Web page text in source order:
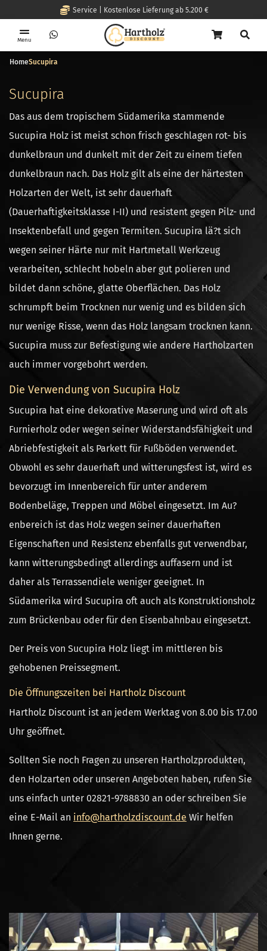
Service | Kostenlose Lieferung ab 5.200 €
Menu
HomeSucupira
Sucupira
Das aus dem tropischem Südamerika stammende
Sucupira Holz ist meist schon frisch geschlagen rot- bis
dunkelbraun und dunkelt mit der Zeit zu einem tiefen
dunkelbraun nach. Das Holz gilt als eine der härtesten
Holzarten der Welt, ist sehr dauerhaft
(Dauerhaftigkeitsklasse I-II) und resistent gegen Pilz- und
Insektenbefall und gegen Termiten. Sucupira lä?t sich
wegen seiner Härte nur mit Hartmetall Werkzeug
verarbeiten, schlecht hobeln aber gut polieren und
bildet dann schöne, glatte Oberflächen. Das Holz
schrumpft beim Trocknen nur wenig und es bilden sich
nur wenige Risse, wenn das Holz langsam trocknen kann.
Sucupira muss zur Befestigung wie andere Hartholzarten
auch immer vorgebohrt werden.
Die Verwendung von Sucupira Holz
Sucupira hat eine dekorative Maserung und wird oft als
Furnierholz oder wegen seiner Widerstandsfähigkeit und
Abriebfestigkeit als Parkett für Fußböden verwendet.
Obwohl es sehr dauerhaft und witterungsfest ist, wird es
bevorzugt im Innenbereich für unter anderem
Bodenbeläge, Treppen und Möbel eingesetzt. Im Au?
enbereich ist das Holz wegen seiner dauerhaften
Eigenschaften und Resistenz ebenfalls gut verwendbar,
kann witterungsbedingt allerdings auffasern und ist
daher als Terrassendiele weniger geeignet. In
Südamerika wird Sucupira oft auch als Konstruktionsholz
zum Brückenbau oder für den Eisenbahnbau eingesetzt.
Der Preis von Sucupira Holz liegt im mittleren bis
gehobenen Preissegment.
Die Öffnungszeiten bei Hartholz Discount
Hartholz Discount ist an jedem Werktag von 8.00 bis 17.00
Uhr geöffnet.
Sollten Sie noch Fragen zu unseren Hartholzprodukten,
den Holzarten oder unseren Angeboten haben, rufen Sie
uns einfach unter 02821-9788830 an oder schreiben Sie
eine E-Mail an info@hartholzdiscount.de Wir helfen
Ihnen gerne.